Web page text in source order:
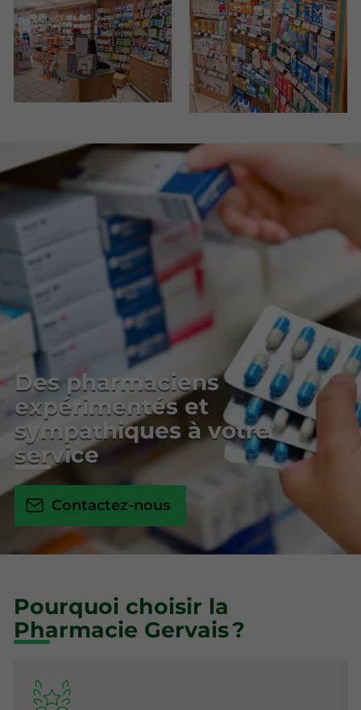
Des pharmaciens
expérimentés et
sympathiques à votre
service
Contactez-nous
Pourquoi choisir la
Pharmacie Gervais ?